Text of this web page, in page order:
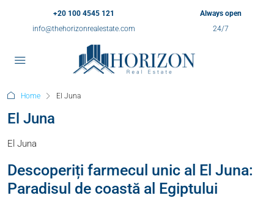
+20 100 4545 121
info@thehorizonrealestate.com
Always open
24/7
Home El Juna
El Juna
El Juna
Descoperiți farmecul unic al El Juna:
Paradisul de coastă al Egiptului